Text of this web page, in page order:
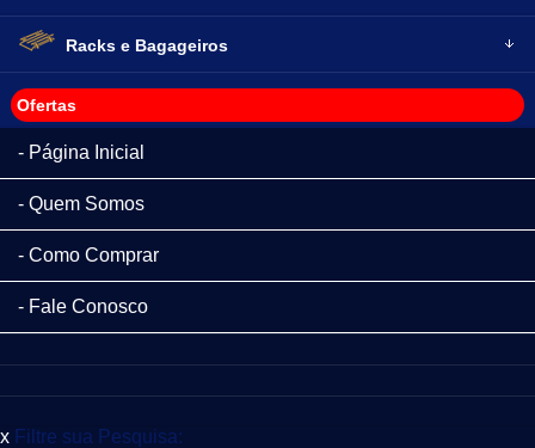
Racks e Bagageiros
Ofertas
Página Inicial
Quem Somos
Como Comprar
Fale Conosco
x Filtre sua Pesquisa: